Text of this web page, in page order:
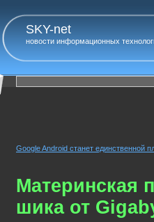
SKY-net
новости информационных
Google Android станет единственной
Материнская
шика от